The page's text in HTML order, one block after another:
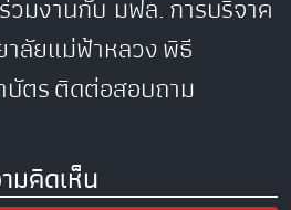
ร่วมงานกับ มฟล.การบริจาค
ลัยแม่ฟ้าหลวงพิธี
ตรติดต่อสอบถาม
มคิดเห็น